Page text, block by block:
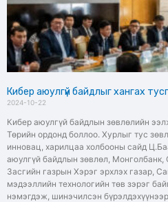
Кибер аюулгүй байдлыг хангах
2024-10-22
Кибер аюулгүй байдлын зөвлөлийн
Төрийн ордонд боллоо. Хурлыг тус
инновац, харилцаа холбооны сайд
аюулгүй байдлын зөвлөл, Монголбанк,
Засгийн газрын Хэрэг эрхлэх газар,
мэдээллийн технологийн төв зэрэг
нэмэгдэж, шинэчилсэн